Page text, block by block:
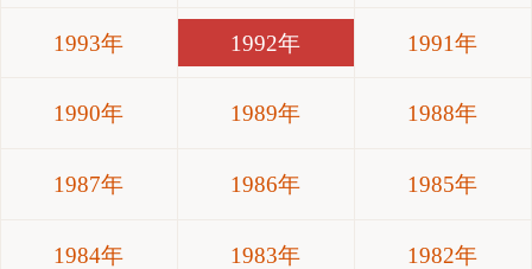
1993年 1992年 1991年
1990年 1989年 1988年
1987年 1986年 1985年
1984年 1983年 1982年